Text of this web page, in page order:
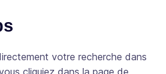
votre recherche dans
cliquiez dans la page de